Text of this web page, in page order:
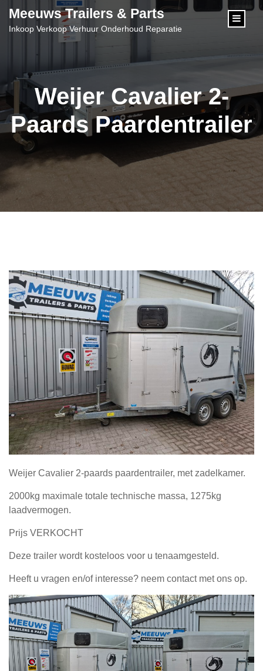
Meeuws Trailers & Parts
Inkoop Verkoop Verhuur Onderhoud Reparatie
Weijer Cavalier 2-
Paards Paardentrailer
Weijer Cavalier 2-paards paardentrailer, met zadelkamer.
2000kg maximale totale technische massa, 1275kg
laadvermogen.
Prijs VERKOCHT
Deze trailer wordt kosteloos voor u tenaamgesteld.
Heeft u vragen en/of interesse? neem contact met ons op.